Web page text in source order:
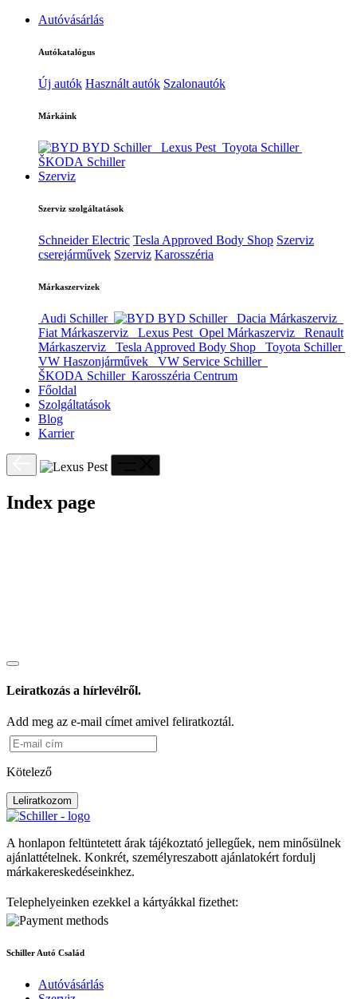
Autóvásárlás
Autókatalógus
Új autók Használt autók Szalonautók
Márkáink
BYD Schiller Lexus Pest Toyota Schiller
ŠKODA Schiller
Szerviz
Szerviz szolgáltatások
Schneider Electric Tesla Approved Body Shop Szerviz
cserejárművek Szerviz Karosszéria
Márkaszervizek
Audi Schiller BYD Schiller
Dacia Márkaszerviz
Fiat Márkaszerviz
Lexus Pest Opel Márkaszerviz
Renault
Márkaszerviz
Tesla Approved Body Shop
Toyota Schiller
VW Haszonjárművek
VW Service Schiller
ŠKODA Schiller Karosszéria Centrum
Főoldal
Szolgáltatások
Blog
Karrier
Index page
Leiratkozás a hírlevélről.
Add meg az e-mail címet amivel feliratkoztál.
Kötelező
Leliratkozom
A honlapon feltüntetett árak tájékoztató jellegűek, nem minősülnek
ajánlattételnek. Konkrét, személyreszabott ajánlatokért fordulj
márkakereskedéseinkhez.
Telephelyeinken ezekkel a kártyákkal fizethet:
Schiller Autó Család
Autóvásárlás